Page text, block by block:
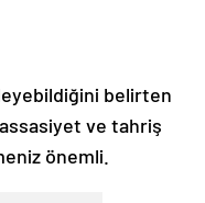
belirten
ve tahriş
önemli.